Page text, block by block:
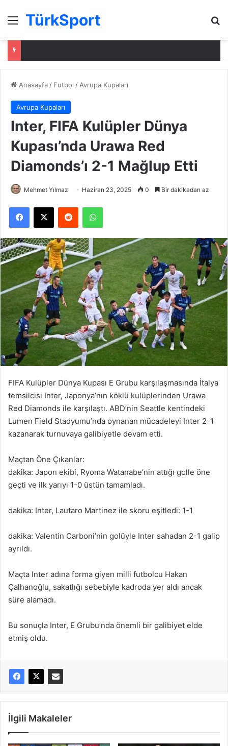
Menü
TürkSport
Anasayfa / Futbol / Avrupa Kupaları
Avrupa Kupaları
Inter, FIFA Kulüpler Dünya
Kupası’nda Urawa Red
Diamonds’ı 2-1 Mağlup Etti
Mehmet Yılmaz Haziran 23, 2025 0 Bir dakikadan az
Facebook
X Reddit WhatsApp
FIFA Kulüpler Dünya Kupası E Grubu karşılaşmasında İtalya
temsilcisi Inter, Japonya’nın köklü kulüplerinden Urawa
Red Diamonds ile karşılaştı. ABD’nin Seattle kentindeki
Lumen Field Stadyumu’nda oynanan mücadeleyi Inter 2-1
kazanarak turnuvaya galibiyetle devam etti.
Maçtan Öne Çıkanlar:
dakika: Japon ekibi, Ryoma Watanabe’nin attığı golle öne
geçti ve ilk yarıyı 1-0 üstün tamamladı.
dakika: Inter, Lautaro Martinez ile skoru eşitledi: 1-1
dakika: Valentin Carboni’nin golüyle Inter sahadan 2-1 galip
ayrıldı.
Maçta Inter adına forma giyen milli futbolcu Hakan
Çalhanoğlu, sakatlığı sebebiyle kadroda yer aldı ancak
süre alamadı.
Bu sonuçla Inter, E Grubu’nda önemli bir galibiyet elde
etmiş oldu.
İlgili Makaleler